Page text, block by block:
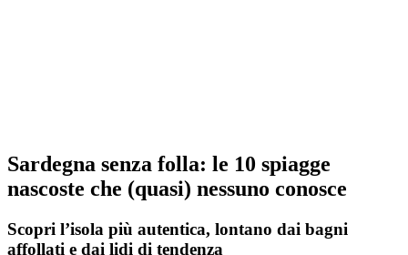
Sardegna senza folla: le 10 spiagge
nascoste che (quasi) nessuno conosce
Scopri l’isola più autentica, lontano dai bagni
affollati e dai lidi di tendenza